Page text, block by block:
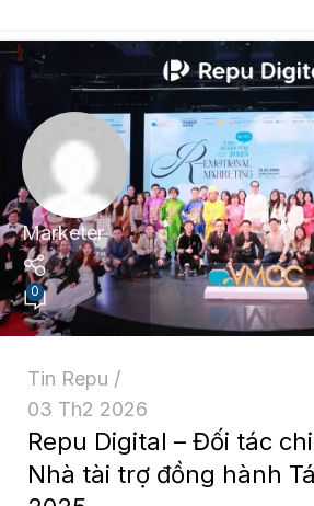
Marketer
0
Tin Repu
03 Th2 2026
Repu Digital – Đối tác
Nhà tài trợ đồng hành